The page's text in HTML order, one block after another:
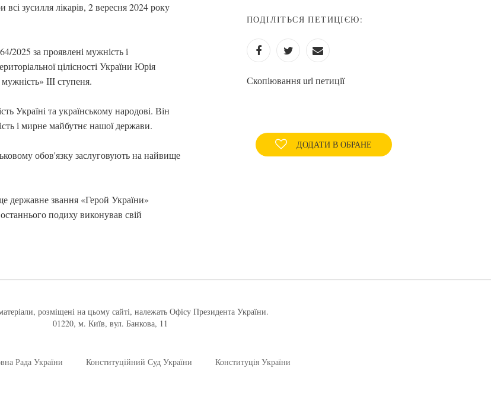
зусилля лікарів, 2 вересня 2024 року
2025 за проявлені мужність і
цілісності України Юрія
ІІІ ступеня.
Україні та українському народові. Він
і мирне майбутнє нашої держави.
обов'язку заслуговують на найвище
державне звання «Герой України»
подиху виконував свій
ПОДІЛІТЬСЯ ПЕТИЦІЄЮ:
Скопіювання url петиції
ДОДАТИ В ОБРАНЕ
розміщені на цьому сайті, належать Офісу Президента України.
01220, м. Київ, вул. Банкова, 11
Рада України Конституційний Суд України Конституція України